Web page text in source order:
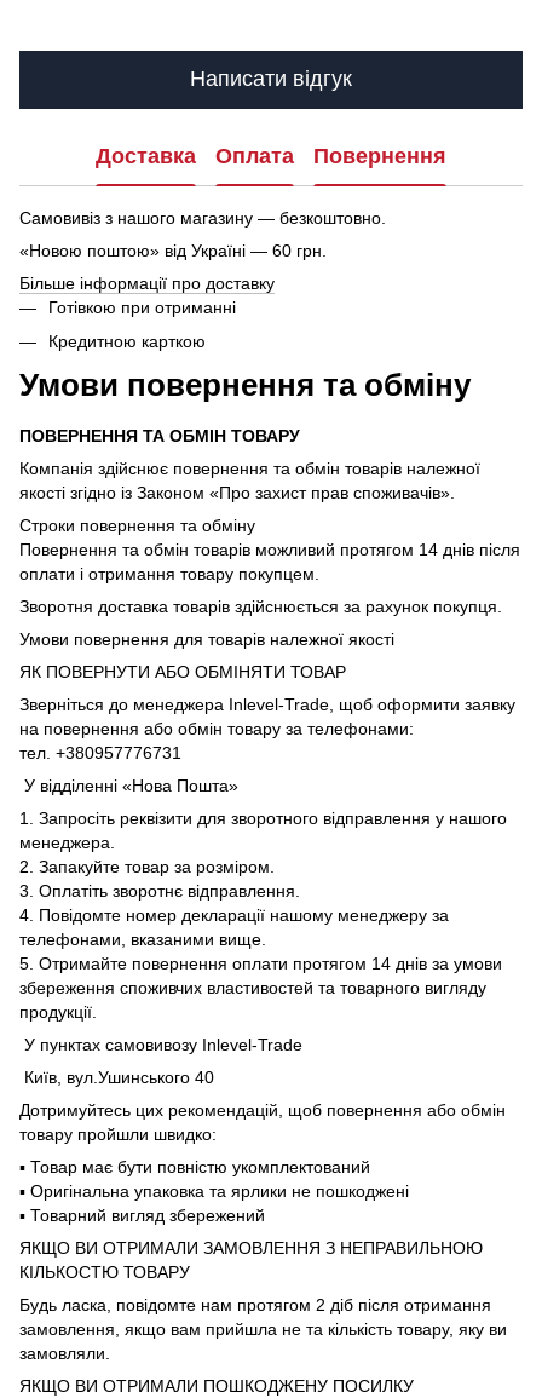
Написати відгук
Доставка Оплата Повернення
Самовивіз з нашого магазину — безкоштовно.
«Новою поштою» від Україні — 60 грн.
Більше інформації про доставку
Готівкою при отриманні
Кредитною карткою
Умови повернення та обміну
ПОВЕРНЕННЯ ТА ОБМІН ТОВАРУ
Компанія здійснює повернення та обмін товарів належної
якості згідно із Законом «Про захист прав споживачів».
Строки повернення та обміну
Повернення та обмін товарів можливий протягом 14 днів після
оплати і отримання товару покупцем.
Зворотня доставка товарів здійснюється за рахунок покупця.
Умови повернення для товарів належної якості
ЯК ПОВЕРНУТИ АБО ОБМІНЯТИ ТОВАР
Зверніться до менеджера Inlevel-Trade, щоб оформити заявку
на повернення або обмін товару за телефонами:
тел. +380957776731
У відділенні «Нова Пошта»
1. Запросіть реквізити для зворотного відправлення у нашого
менеджера.
2. Запакуйте товар за розміром.
3. Оплатіть зворотнє відправлення.
4. Повідомте номер декларації нашому менеджеру за
телефонами, вказаними вище.
5. Отримайте повернення оплати протягом 14 днів за умови
збереження споживчих властивостей та товарного вигляду
продукції.
У пунктах самовивозу Inlevel-Trade
Київ, вул.Ушинського 40
Дотримуйтесь цих рекомендацій, щоб повернення або обмін
товару пройшли швидко:
▪️ Товар має бути повністю укомплектований
▪️ Оригінальна упаковка та ярлики не пошкоджені
▪️ Товарний вигляд збережений
ЯКЩО ВИ ОТРИМАЛИ ЗАМОВЛЕННЯ З НЕПРАВИЛЬНОЮ
КІЛЬКОСТЮ ТОВАРУ
Будь ласка, повідомте нам протягом 2 діб після отримання
замовлення, якщо вам прийшла не та кількість товару, яку ви
замовляли.
ЯКЩО ВИ ОТРИМАЛИ ПОШКОДЖЕНУ ПОСИЛКУ